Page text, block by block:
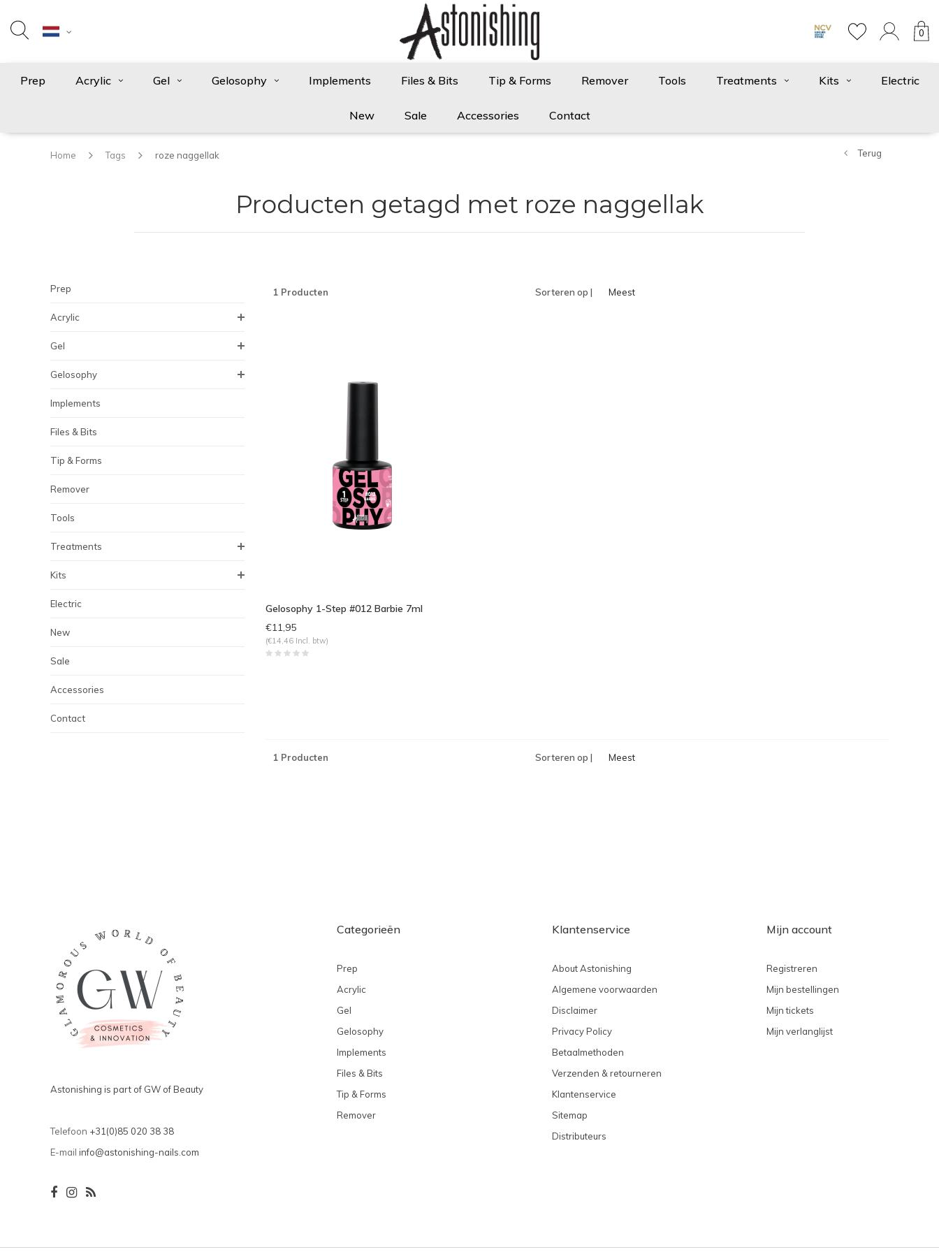
0
Prep Acrylic Gel Gelosophy Implements Files & Bits Tip & Forms Remover Tools Treatments Kits Electric
New Sale Accessories Contact
Home Tags roze naggellak Terug
Producten getagd met roze naggellak
Prep
Acrylic
Gel
Gelosophy
Implements
Files & Bits
Tip & Forms
Remover
Tools
Treatments
Kits
Electric
New
Sale
Accessories
Contact
1 Producten Sorteren op |
Meest
Gelosophy 1-Step #012 Barbie 7ml
€11,95
(€14,46 Incl. btw)
1 Producten Sorteren op |
Meest
Astonishing is part of GW of Beauty
Telefoon +31(0)85 020 38 38
E-mail info@astonishing-nails.com
Categorieën
Prep
Acrylic
Gel
Gelosophy
Implements
Files & Bits
Tip & Forms
Remover
Klantenservice
About Astonishing
Algemene voorwaarden
Disclaimer
Privacy Policy
Betaalmethoden
Verzenden & retourneren
Klantenservice
Sitemap
Distributeurs
Mijn account
Registreren
Mijn bestellingen
Mijn tickets
Mijn verlanglijst